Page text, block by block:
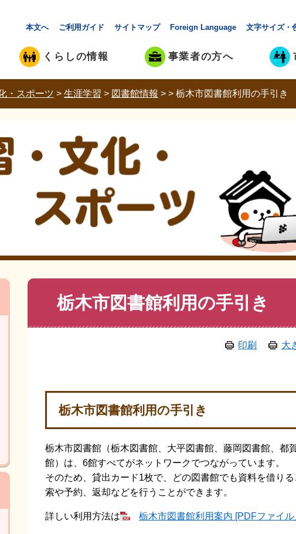
本文へ ご利用ガイド サイトマップ Foreign Language 文字サイズ・
くらしの情報 事業者の方へ
・スポーツ > 生涯学習 > 図書館情報 > > 栃木市図書館利用の手引き
栃木市図書館利用の手引き
印刷 大
栃木市図書館利用の手引き
栃木市図書館（栃木図書館、大平図書館、藤岡図書館、都
館）は、6館すべてがネットワークでつながっています。
そのため、貸出カード1枚で、どの図書館でも資料を借り
索や予約、返却などを行うことができます。
詳しい利用方法は 栃木市図書館利用案内 [PDFファイル